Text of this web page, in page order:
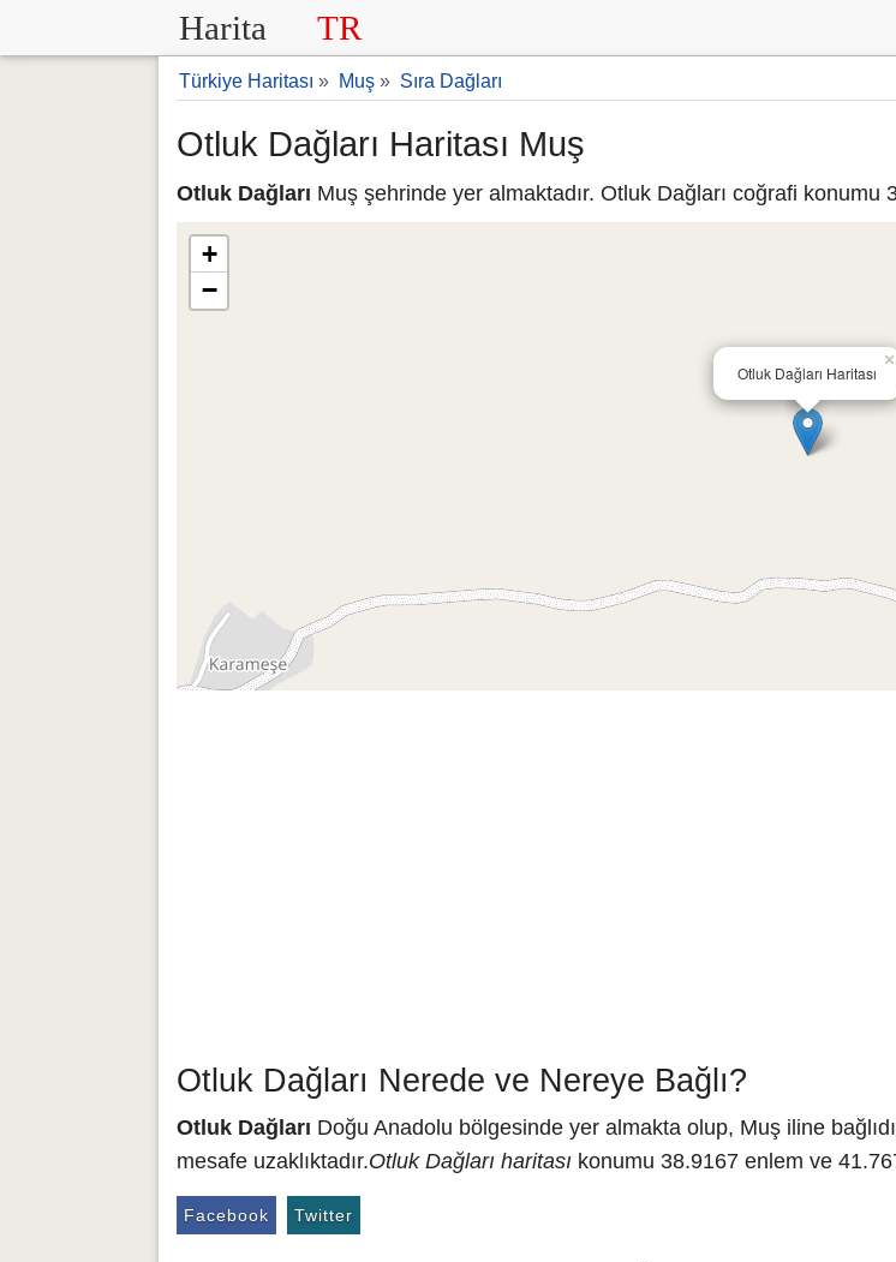
Harita TR
Türkiye Haritası » Muş » Sıra Dağları
Otluk Dağları Haritası Muş
Otluk Dağları Muş şehrinde yer almaktadır. Otluk Dağları coğrafi konumu
Otluk Dağları Haritası
×
+
−
Otluk Dağları Nerede ve Nereye Bağlı?
Otluk Dağları Doğu Anadolu bölgesinde yer almakta olup, Muş iline
mesafe uzaklıktadır.Otluk Dağları haritası konumu 38.9167 enlem ve
Facebook Twitter